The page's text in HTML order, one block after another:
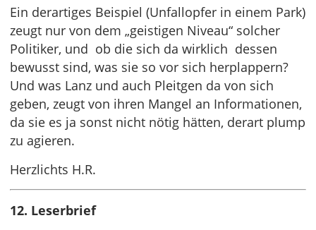
Ein derartiges Beispiel (Unfallopfer in einem Park)
zeugt nur von dem „geistigen Niveau“ solcher
Politiker, und ob die sich da wirklich dessen
bewusst sind, was sie so vor sich herplappern?
Und was Lanz und auch Pleitgen da von sich
geben, zeugt von ihren Mangel an Informationen,
da sie es ja sonst nicht nötig hätten, derart plump
zu agieren.
Herzlichts H.R.
12. Leserbrief